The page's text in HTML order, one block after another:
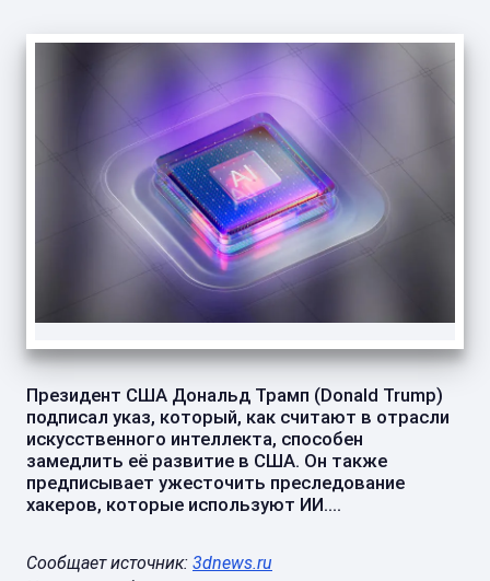
Президент США Дональд Трамп (Donald Trump)
подписал указ, который, как считают в отрасли
искусственного интеллекта, способен
замедлить её развитие в США. Он также
предписывает ужесточить преследование
хакеров, которые используют ИИ....
Сообщает источник: 3dnews.ru